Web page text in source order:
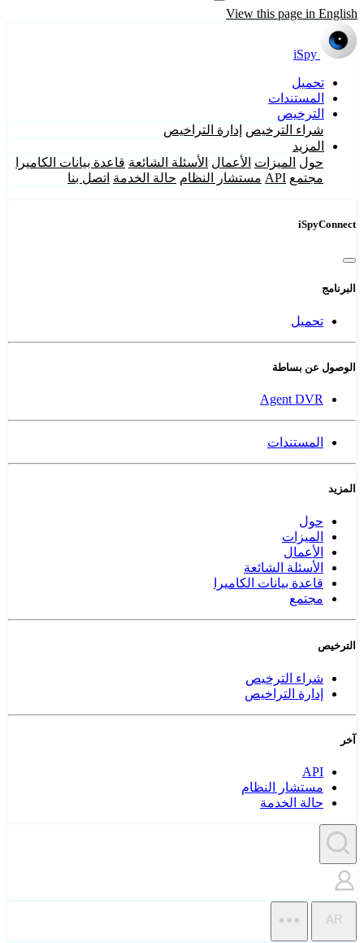
View this page in English
iSpy
تحميل
المستندات
الترخيص
شراء الترخيص إدارة التراخيص
المزيد
حول الميزات الأعمال الأسئلة الشائعة قاعدة بيانات الكاميرا
مجتمع API مستشار النظام حالة الخدمة اتصل بنا
iSpyConnect
البرنامج
تحميل
الوصول عن بساطة
Agent DVR
المستندات
المزيد
حول
الميزات
الأعمال
الأسئلة الشائعة
قاعدة بيانات الكاميرا
مجتمع
الترخيص
شراء الترخيص
إدارة التراخيص
آخر
API
مستشار النظام
حالة الخدمة
AR